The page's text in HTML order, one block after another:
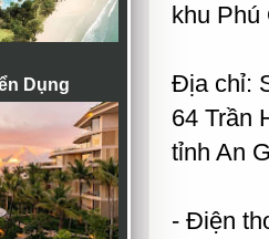
Dụng
khu Phú
Địa chỉ:
64 Trần
tỉnh An
- Điện